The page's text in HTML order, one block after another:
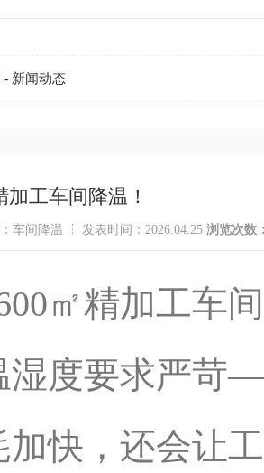
- 新闻动态
加工车间降温！
车间降温 发表时间：2026.04.25 浏览次数
㎡精加工车
湿度要求严苛
加快，还会让